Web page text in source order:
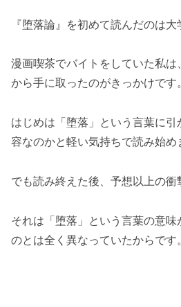
『堕落論』を初めて読んだのは大
漫画喫茶でバイトをしていた私
から手に取ったのがきっかけです。
はじめは「堕落」という言葉に
容なのかと軽い気持ちで読み始め
でも読み終えた後、予想以上の
それは「堕落」という言葉の意
のとは全く異なっていたからです。